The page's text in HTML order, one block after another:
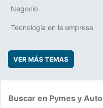
Negocio
Tecnología en la empresa
VER MÁS TEMAS